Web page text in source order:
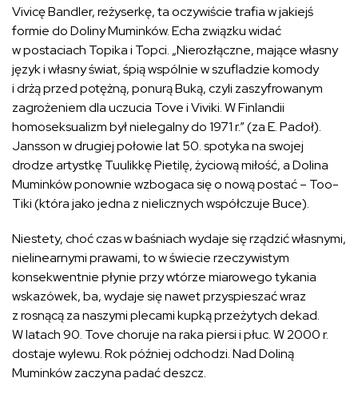
Vivicę Bandler, reżyserkę, ta oczywiście trafia w jakiejś
formie do Doliny Muminków. Echa związku widać
w postaciach Topika i Topci. „Nierozłączne, mające własny
język i własny świat, śpią wspólnie w szufladzie komody
i drżą przed potężną, ponurą Buką, czyli zaszyfrowanym
zagrożeniem dla uczucia Tove i Viviki. W Finlandii
homoseksualizm był nielegalny do 1971 r.” (za E. Padoł).
Jansson w drugiej połowie lat 50. spotyka na swojej
drodze artystkę Tuulikkę Pietilę, życiową miłość, a Dolina
Muminków ponownie wzbogaca się o nową postać – Too-
Tiki (która jako jedna z nielicznych współczuje Buce).
Niestety, choć czas w baśniach wydaje się rządzić własnymi,
nielinearnymi prawami, to w świecie rzeczywistym
konsekwentnie płynie przy wtórze miarowego tykania
wskazówek, ba, wydaje się nawet przyspieszać wraz
z rosnącą za naszymi plecami kupką przeżytych dekad.
W latach 90. Tove choruje na raka piersi i płuc. W 2000 r.
dostaje wylewu. Rok później odchodzi. Nad Doliną
Muminków zaczyna padać deszcz.